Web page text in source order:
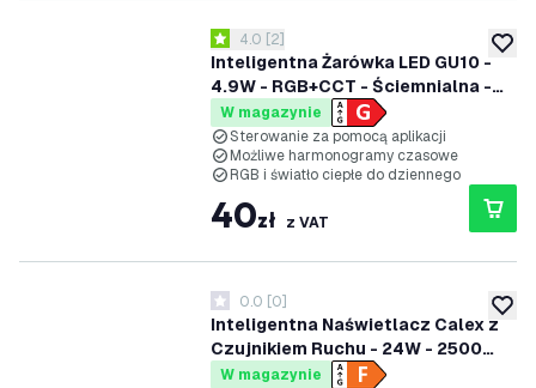
Inteligentna Żarówka LED GU10 -
4.9W - RGB+CCT - Ściemnialna -
Bluetooth Mesh
otwórz panel recenzji
4 Gwiazdki oceny
4.0 [2]
W magazynie
Sterowanie za pomocą aplikacji
Możliwe harmonogramy czasowe
RGB i światło ciepłe do dziennego
40zł z VAT
Inteligentna Naświetlacz Calex z
Czujnikiem Ruchu - 24W - 2500
Lumenów
0 Gwiazdki oceny
0.0 [0]
W magazynie